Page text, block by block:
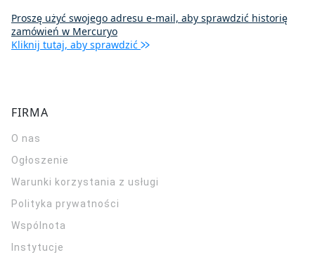
Proszę użyć swojego adresu e-mail, aby sprawdzić historię
zamówień w Mercuryo
Kliknij tutaj, aby sprawdzić
FIRMA
O nas
Ogłoszenie
Warunki korzystania z usługi
Polityka prywatności
Wspólnota
Instytucje